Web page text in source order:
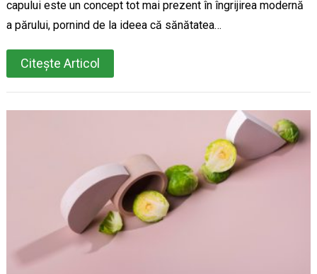
capului este un concept tot mai prezent în îngrijirea modernă
a părului, pornind de la ideea că sănătatea…
Citește Articol